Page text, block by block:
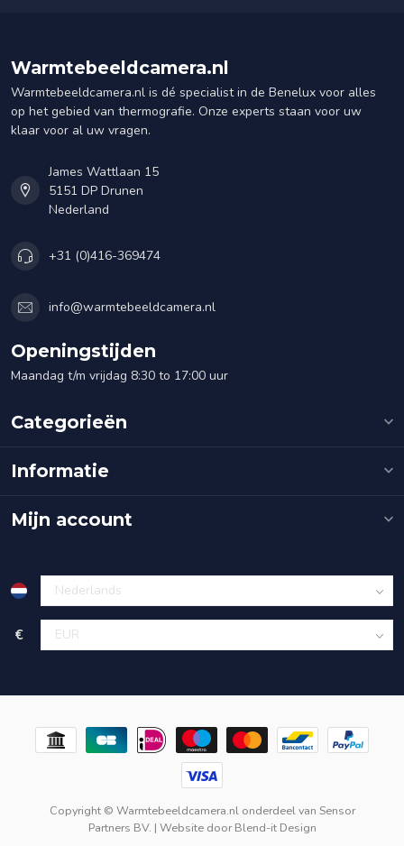
Warmtebeeldcamera.nl
Warmtebeeldcamera.nl is dé specialist in de Benelux voor alles
op het gebied van thermografie. Onze experts staan voor uw
klaar voor al uw vragen.
James Wattlaan 15
5151 DP Drunen
Nederland
+31 (0)416-369474
info@warmtebeeldcamera.nl
Openingstijden
Maandag t/m vrijdag 8:30 to 17:00 uur
Categorieën
Informatie
Mijn account
€
Copyright © Warmtebeeldcamera.nl onderdeel van Sensor
Partners BV. | Website doorBlend-it Design